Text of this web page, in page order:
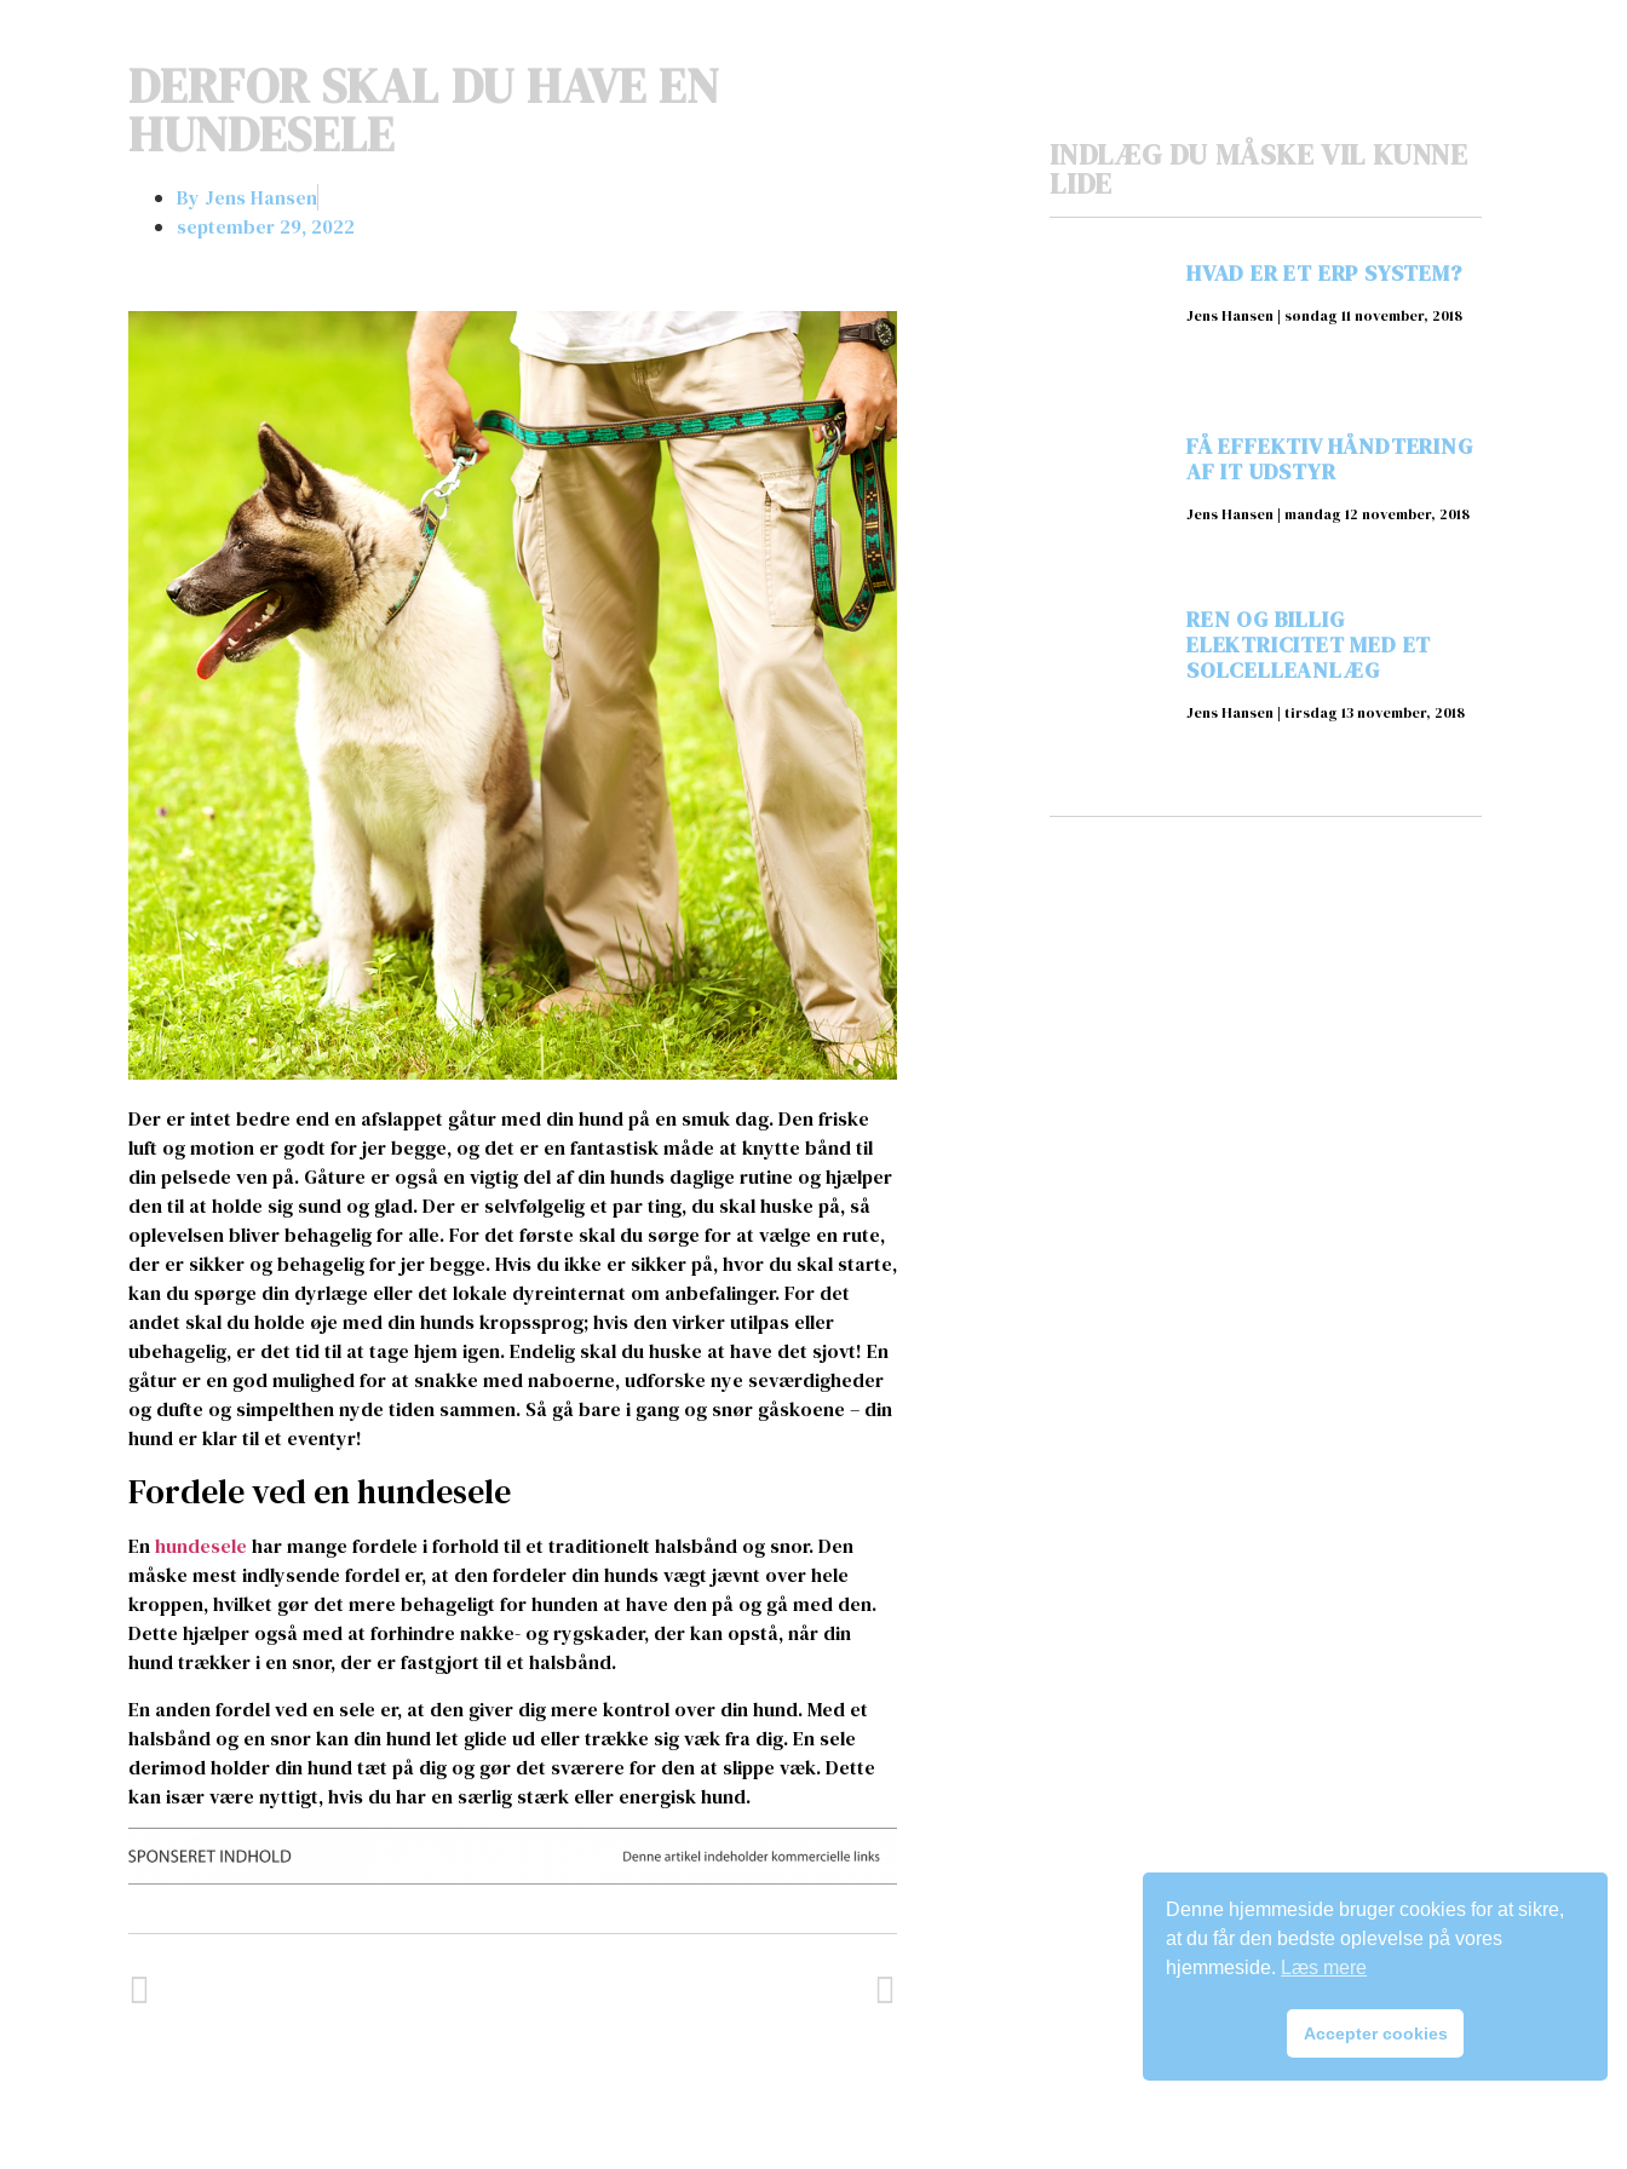
DERFOR SKAL DU HAVE EN
HUNDESELE
By Jens Hansen
september 29, 2022
Der er intet bedre end en afslappet gåtur med din hund på en smuk dag. Den friske
luft og motion er godt for jer begge, og det er en fantastisk måde at knytte bånd til
din pelsede ven på. Gåture er også en vigtig del af din hunds daglige rutine og hjælper
den til at holde sig sund og glad. Der er selvfølgelig et par ting, du skal huske på, så
oplevelsen bliver behagelig for alle. For det første skal du sørge for at vælge en rute,
der er sikker og behagelig for jer begge. Hvis du ikke er sikker på, hvor du skal starte,
kan du spørge din dyrlæge eller det lokale dyreinternat om anbefalinger. For det
andet skal du holde øje med din hunds kropssprog; hvis den virker utilpas eller
ubehagelig, er det tid til at tage hjem igen. Endelig skal du huske at have det sjovt! En
gåtur er en god mulighed for at snakke med naboerne, udforske nye seværdigheder
og dufte og simpelthen nyde tiden sammen. Så gå bare i gang og snør gåskoene – din
hund er klar til et eventyr!
Fordele ved en hundesele
Enhundesele har mange fordele i forhold til et traditionelt halsbånd og snor. Den
måske mest indlysende fordel er, at den fordeler din hunds vægt jævnt over hele
kroppen, hvilket gør det mere behageligt for hunden at have den på og gå med den.
Dette hjælper også med at forhindre nakke- og rygskader, der kan opstå, når din
hund trækker i en snor, der er fastgjort til et halsbånd.
En anden fordel ved en sele er, at den giver dig mere kontrol over din hund. Med et
halsbånd og en snor kan din hund let glide ud eller trække sig væk fra dig. En sele
derimod holder din hund tæt på dig og gør det sværere for den at slippe væk. Dette
kan især være nyttigt, hvis du har en særlig stærk eller energisk hund.
INDLÆG DU MÅSKE VIL KUNNE
LIDE
HVAD ER ET ERP SYSTEM?
Jens Hansen søndag 11 november, 2018
FÅ EFFEKTIV HÅNDTERING
AF IT UDSTYR
Jens Hansen mandag 12 november, 2018
REN OG BILLIG
ELEKTRICITET MED ET
SOLCELLEANLÆG
Jens Hansen tirsdag 13 november, 2018
Denne hjemmeside bruger cookies for at sikre,
at du får den bedste oplevelse på vores
hjemmeside.
Læs mere
Accepter cookies